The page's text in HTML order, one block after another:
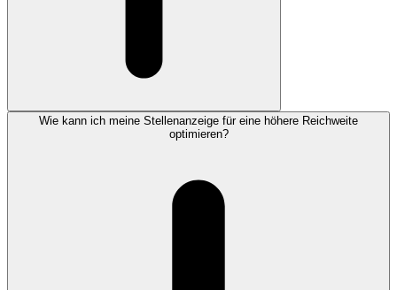
Wie kann ich meine Stellenanzeige für eine höhere Reichweite
optimieren?